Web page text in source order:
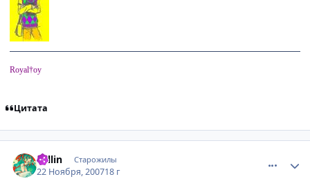
Royal†oy
Цитата
Sellin Старожилы
22 Ноября, 200718 г